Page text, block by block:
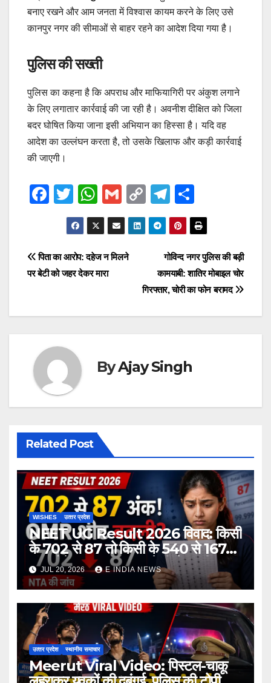
बनाए रखने और आम जनता में विश्वास कायम करने के लिए उसे
कानपुर नगर की सीमाओं से बाहर रहने का आदेश दिया गया है।
पुलिस की सख्ती
पुलिस का कहना है कि अपराध और माफियागिरी पर अंकुश लगाने
के लिए लगातार कार्रवाई की जा रही है। अवनीश दीक्षित को जिला
बदर घोषित किया जाना इसी अभियान का हिस्सा है। यदि वह
आदेश का उल्लंघन करता है, तो उसके खिलाफ और कड़ी कार्रवाई
की जाएगी।
F
e
b
o
T
wi
tt
er
W
h
at
s
A
p
G
m
ail
C
o
p
Li
n
k
T
el
e
gr
a
m
h
ar
e
Post
navigation
गोविन्द नगर पुलिस की बड़ी
कामयाबी: शातिर मोबाइल चोर
गिरफ्तार, चोरी का फोन बरामद
पिता का आरोप: दहेज न मिलने
पर बेटी को जहर देकर मारा
ByAjay Singh
Related Post
WISHES उत्‍तर प्रदेश
NEET UG Result 2026 विवाद: किसी
के 702 से 87 तो किसी के 540 से 167
अंक होने का दावा, NTA ने दी चेतावनी
JUL 20, 2026 E INDIA NEWS
उत्‍तर प्रदेश स्थानीय समाचार
Meerut Viral Video: पिस्टल-चाकू